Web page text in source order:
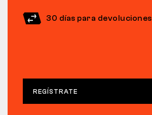
30 días para devoluciones
REGÍSTRATE